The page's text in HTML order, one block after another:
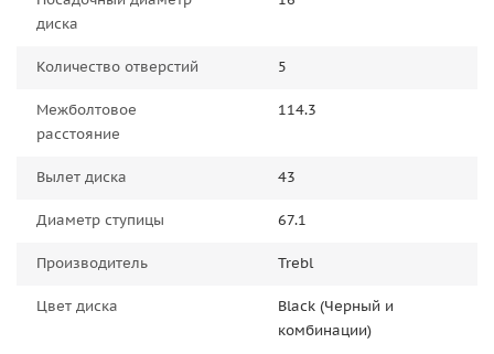
диска
Количество отверстий 5
Межболтовое
расстояние
114.3
Вылет диска 43
Диаметр ступицы 67.1
Производитель Trebl
Цвет диска
Black (Черный и
комбинации)